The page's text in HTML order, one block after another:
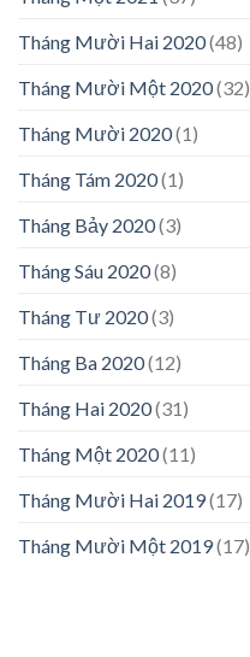
Tháng Mười Hai 2020(48)
Tháng Mười Một 2020(32)
Tháng Mười 2020(1)
Tháng Tám 2020(1)
Tháng Bảy 2020(3)
Tháng Sáu 2020(8)
Tháng Tư 2020(3)
Tháng Ba 2020(12)
Tháng Hai 2020(31)
Tháng Một 2020(11)
Tháng Mười Hai 2019(17)
Tháng Mười Một 2019(17)